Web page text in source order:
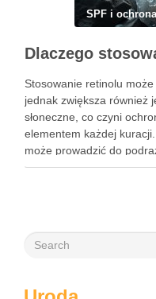
SPF i
Stosowanie retinolu
jednak zwiększa również
słoneczne, co czyni
elementem każdej
może prowadzić do
nieestetycznych